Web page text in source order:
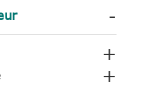
-
+
+